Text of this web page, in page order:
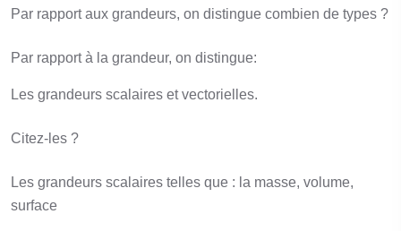
Par rapport aux grandeurs, on distingue combien de types ?
Par rapport à la grandeur, on distingue:
Les grandeurs scalaires et vectorielles.
Citez-les ?
Les grandeurs scalaires telles que : la masse, volume,
surface